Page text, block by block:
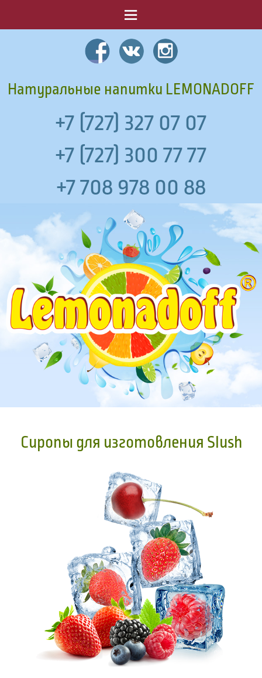
Натуральные напитки LEMONADOFF
+7 (727) 327 07 07
+7 (727) 300 77 77
+7 708 978 00 88
Сиропы для изготовления Slush